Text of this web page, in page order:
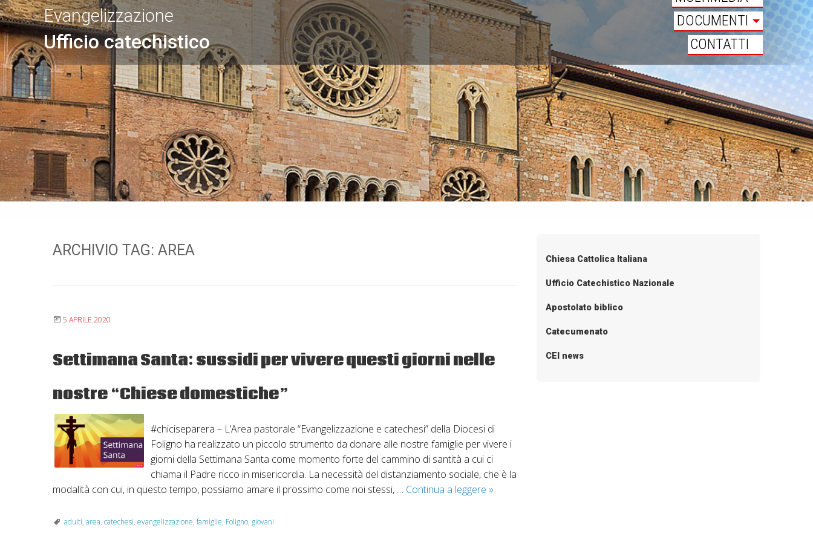
Ufficio catechistico
Evangelizzazione
DOCUMENTI
CONTATTI
ARCHIVIO TAG: AREA
5 APRILE 2020
Settimana Santa: sussidi per vivere questi giorni nelle
nostre “Chiese domestiche”
#chiciseparera – L’Area pastorale “Evangelizzazione e catechesi” della Diocesi di
Foligno ha realizzato un piccolo strumento da donare alle nostre famiglie per vivere i
giorni della Settimana Santa come momento forte del cammino di santità a cui ci
chiama il Padre ricco in misericordia. La necessità del distanziamento sociale, che è la
modalità con cui, in questo tempo, possiamo amare il prossimo come noi stessi, … Continua a leggere Settimana
»
adulti, area, catechesi, evangelizzazione, famiglie, Foligno, giovani
Chiesa Cattolica Italiana
Ufficio Catechistico Nazionale
Apostolato biblico
Catecumenato
CEI news